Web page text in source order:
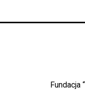
Fundacja